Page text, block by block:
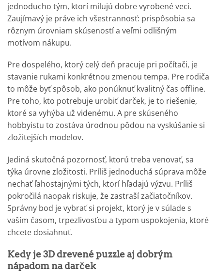
jednoducho tým, ktorí milujú dobre vyrobené veci.
Zaujímavý je práve ich všestrannosť: prispôsobia sa
rôznym úrovniam skúseností a veľmi odlišným
motívom nákupu.
Pre dospelého, ktorý celý deň pracuje pri počítači, je
stavanie rukami konkrétnou zmenou tempa. Pre rodiča
to môže byť spôsob, ako ponúknuť kvalitný čas offline.
Pre toho, kto potrebuje urobiť darček, je to riešenie,
ktoré sa vyhýba už videnému. A pre skúseného
hobbyistu to zostáva úrodnou pôdou na vyskúšanie si
zložitejších modelov.
Jediná skutočná pozornosť, ktorú treba venovať, sa
týka úrovne zložitosti. Príliš jednoduchá súprava môže
nechať ľahostajnými tých, ktorí hľadajú výzvu. Príliš
pokročilá naopak riskuje, že zastraší začiatočníkov.
Správny bod je vybrať si projekt, ktorý je v súlade s
vaším časom, trpezlivosťou a typom uspokojenia, ktoré
chcete dosiahnuť.
Kedy je 3D drevené puzzle aj dobrým
nápadom na darček